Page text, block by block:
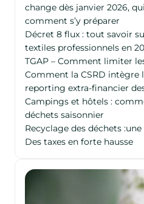
change dès janvier 2026,
comment s’y préparer
Décret 8 flux : tout savoir
textiles professionnels en
TGAP – Comment limiter
Comment la CSRD intègre
reporting extra-financier
Campings et hôtels :
déchets saisonnier
Recyclage des déchets
Des taxes en forte hausse